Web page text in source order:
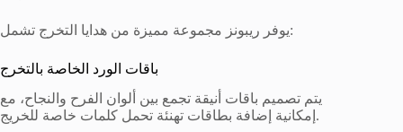
يوفر ريبونز مجموعة مميزة من هدايا التخرج تشمل:
باقات الورد الخاصة بالتخرج
يتم تصميم باقات أنيقة تجمع بين ألوان الفرح والنجاح، مع
إمكانية إضافة بطاقات تهنئة تحمل كلمات خاصة للخريج.